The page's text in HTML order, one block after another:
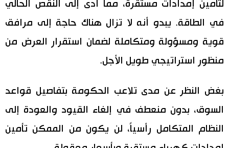
لتأمين إمدادات مستقرة، مما أدى إلى النقص الحالي
في الطاقة. يبدو أنه لا تزال هناك حاجة إلى مرافق
قوية ومسؤولة ومتكاملة لضمان استقرار العرض من
منظور استراتيجي طويل الأجل.
بغض النظر عن مدى تلاعب الحكومة بتفاصيل قواعد
السوق، بدون منعطف في إلغاء القيود والعودة إلى
النظام المتكامل رأسياً، لن يكون من الممكن تأمين